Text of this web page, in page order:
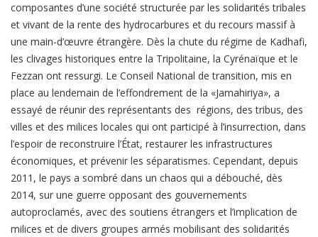
composantes d’une société structurée par les solidarités tribales
et vivant de la rente des hydrocarbures et du recours massif à
une main-d’œuvre étrangère. Dès la chute du régime de Kadhafi,
les clivages historiques entre la Tripolitaine, la Cyrénaïque et le
Fezzan ont ressurgi. Le Conseil National de transition, mis en
place au lendemain de l’effondrement de la «Jamahiriya», a
essayé de réunir des représentants des régions, des tribus, des
villes et des milices locales qui ont participé à l’insurrection, dans
l’espoir de reconstruire l’État, restaurer les infrastructures
économiques, et prévenir les séparatismes. Cependant, depuis
2011, le pays a sombré dans un chaos qui a débouché, dès
2014, sur une guerre opposant des gouvernements
autoproclamés, avec des soutiens étrangers et l’implication de
milices et de divers groupes armés mobilisant des solidarités